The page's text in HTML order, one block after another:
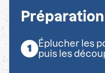
Préparation
Éplucher les
puis les